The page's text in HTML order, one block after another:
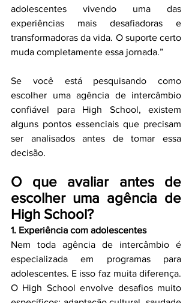
adolescentes vivendo uma das
experiências mais desafiadoras e
transformadoras da vida. O suporte certo
muda completamente essa jornada.”
Se você está pesquisando como
escolher uma agência de intercâmbio
confiável para High School, existem
alguns pontos essenciais que precisam
ser analisados antes de tomar essa
decisão.
O que avaliar antes de
escolher uma agência de
High School?
1. Experiência com adolescentes
Nem toda agência de intercâmbio é
especializada em programas para
adolescentes. E isso faz muita diferença.
O High School envolve desafios muito